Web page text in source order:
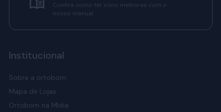
Confira como ter sono melhores com o
nosso manual.
Institucional
Sobre a ortobom
Mapa de Lojas
Ortobom na Mídia